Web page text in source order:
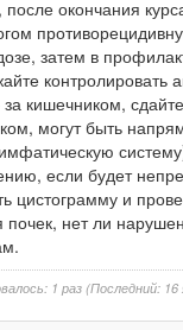
после окончания
затем в
контролировать
кишечником,
могут быть
если будет
цистограмму и
почек, нет ли
1 раз (Последний: 16